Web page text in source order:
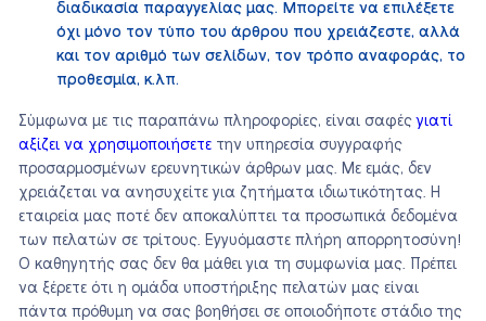
διαδικασία παραγγελίας μας. Μπορείτε να επιλέξετε
όχι μόνο τον τύπο του άρθρου που χρειάζεστε, αλλά
και τον αριθμό των σελίδων, τον τρόπο αναφοράς, το
προθεσμία, κ.λπ.
Σύμφωνα με τις παραπάνω πληροφορίες, είναι σαφέςγιατί
αξίζει να χρησιμοποιήσετε την υπηρεσία συγγραφής
προσαρμοσμένων ερευνητικών άρθρων μας. Με εμάς, δεν
χρειάζεται να ανησυχείτε για ζητήματα ιδιωτικότητας. Η
εταιρεία μας ποτέ δεν αποκαλύπτει τα προσωπικά δεδομένα
των πελατών σε τρίτους. Εγγυόμαστε πλήρη απορρητοσύνη!
Ο καθηγητής σας δεν θα μάθει για τη συμφωνία μας. Πρέπει
να ξέρετε ότι η ομάδα υποστήριξης πελατών μας είναι
πάντα πρόθυμη να σας βοηθήσει σε οποιοδήποτε στάδιο της